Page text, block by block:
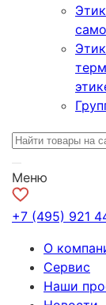
Меню
+7 (495) 921
О
Сервис
Наши